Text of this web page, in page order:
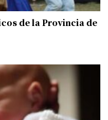
de la Provincia de